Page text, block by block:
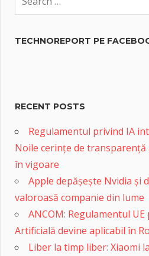
TECHNOREPORT PE
RECENT POSTS
Regulamentul privind IA
Noile cerințe de transparență
în vigoare
Apple depășește Nvidia și
valoroasă companie din lume
ANCOM: Regulamentul
Artificială devine aplicabil în
Liber la timp liber: Xiaomi